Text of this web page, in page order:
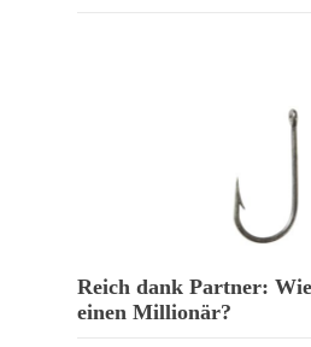
Reich dank Partner:
einen Millionär?